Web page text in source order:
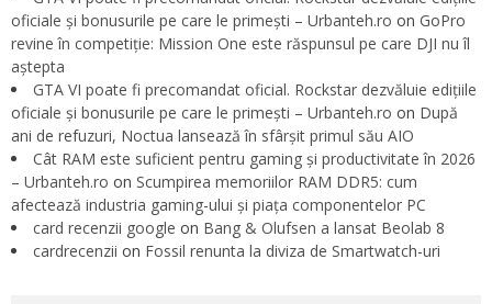
oficiale și bonusurile pe care le primești – Urbanteh.ro on GoPro
revine în competiție: Mission One este răspunsul pe care DJI nu îl
aștepta
GTA VI poate fi precomandat oficial. Rockstar dezvăluie edițiile
oficiale și bonusurile pe care le primești – Urbanteh.ro on După
ani de refuzuri, Noctua lansează în sfârșit primul său AIO
Cât RAM este suficient pentru gaming și productivitate în 2026
– Urbanteh.ro on Scumpirea memoriilor RAM DDR5: cum
afectează industria gaming-ului și piața componentelor PC
card recenzii google on Bang & Olufsen a lansat Beolab 8
cardrecenzii on Fossil renunta la diviza de Smartwatch-uri